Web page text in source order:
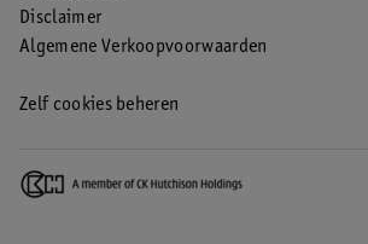
Disclaimer
Algemene Verkoopvoorwaarden
Zelf cookies beheren